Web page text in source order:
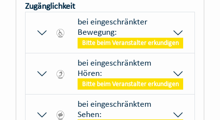
Zugänglichkeit
bei eingeschränkter
Bewegung:
Bitte beim Veranstalter erkundigen
bei eingeschränktem
Hören:
Bitte beim Veranstalter erkundigen
bei eingeschränktem
Sehen: